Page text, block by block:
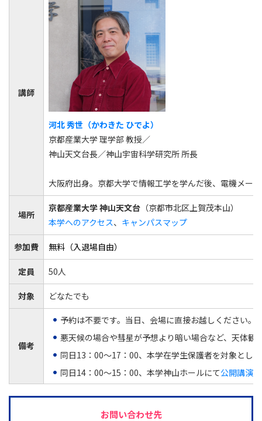
講師
河北 秀世（かわきた ひでよ）
京都産業大学 理学部 教授／
神山天文台長／神山宇宙科学研究所 所長
大阪府出身。京都大学で情報工学を学んだ後、電機メー
場所
京都産業大学 神山天文台 （京都市北区上賀茂本山）
本学へのアクセス、 キャンパスマップ
参加費 無料（入退場自由）
定員 50人
対象 どなたでも
備考
予約は不要です。当日、会場に直接お越しください。
悪天候の場合や彗星が予想より暗い場合など、天体観
同日13：00～17：00、本学在学生保護者を対象とし
同日14：00～15：00、本学神山ホールにて公開講演
お問い合わせ先